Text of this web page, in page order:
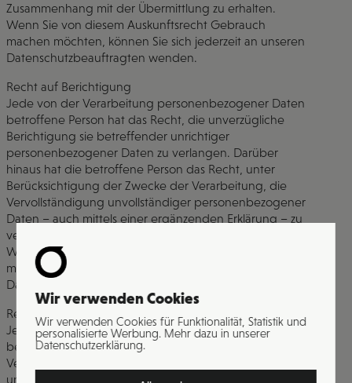
Zusammenhang mit der Übermittlung zu erhalten.
Wenn Sie von diesem Auskunftsrecht Gebrauch
machen möchten, können Sie sich jederzeit an unseren
Datenschutzbeauftragten wenden.
Recht auf Berichtigung
Jede von der Verarbeitung personenbezogener Daten
betroffene Person hat das Recht, die unverzügliche
Berichtigung sie betreffender unrichtiger
personenbezogener Daten zu verlangen. Darüber
hinaus hat die betroffene Person das Recht, unter
Berücksichtigung der Zwecke der Verarbeitung, die
Vervollständigung unvollständiger personenbezogener
Daten – auch mittels einer ergänzenden Erklärung – zu
verlangen.
Wenn Sie dieses Recht auf Berichtigung ausüben
möchten, können Sie sich jederzeit an unseren
Datenschutzbeauftragten wenden.
Recht auf Löschung (Recht auf Vergessenwerden)
Jede von der Verarbeitung personenbezogener Daten
betroffene Person hat das Recht, von dem für die
Verarbeitung Verantwortlichen dieser Website die
unverzügliche Löschung der sie betreffenden
Wir verwenden Cookies
Wir verwenden Cookies für Funktionalität, Statistik und
personalisierte Werbung. Mehr dazu in unserer
Datenschutzerklärung.